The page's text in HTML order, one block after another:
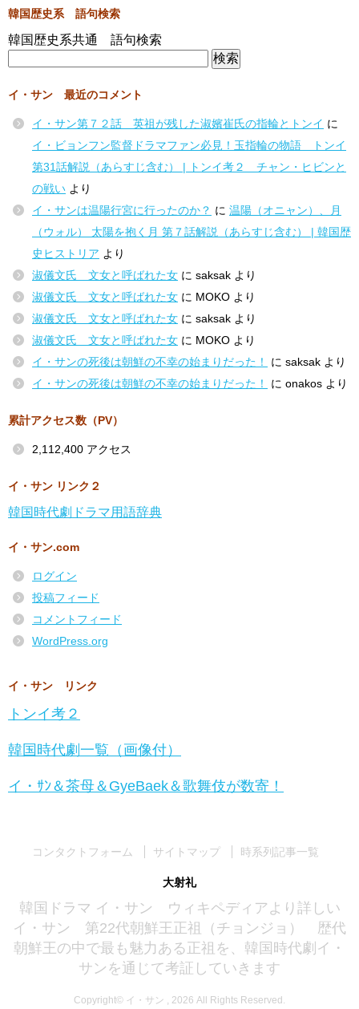
韓国歴史系 語句検索
韓国歴史系共通 語句検索
イ・サン 最近のコメント
イ・サン第７２話 英祖が残した淑嬪崔氏の指輪とトンイ に
イ・ビョンフン監督ドラマファン必見！玉指輪の物語 トンイ
第31話解説（あらすじ含む） | トンイ考２ チャン・ヒビンと
の戦い より
イ・サンは温陽行宮に行ったのか？ に 温陽（オニャン）、月
（ウォル） 太陽を抱く月 第７話解説（あらすじ含む） | 韓国歴
史ヒストリア より
淑儀文氏 文女と呼ばれた女 に saksak より
淑儀文氏 文女と呼ばれた女 に MOKO より
淑儀文氏 文女と呼ばれた女 に saksak より
淑儀文氏 文女と呼ばれた女 に MOKO より
イ・サンの死後は朝鮮の不幸の始まりだった！
に saksak より
イ・サンの死後は朝鮮の不幸の始まりだった！
に onakos より
累計アクセス数（PV）
2,112,400 アクセス
イ・サン リンク２
韓国時代劇ドラマ用語辞典
イ・サン.com
ログイン
投稿フィード
コメントフィード
WordPress.org
イ・サン リンク
トンイ考２
韓国時代劇一覧（画像付）
イ・ｻﾝ＆茶母＆GyeBaek＆歌舞伎が数寄！
コンタクトフォーム サイトマップ 時系列記事一覧
大射礼
韓国ドラマ イ・サン ウィキペディアより詳しい
イ・サン 第22代朝鮮王正祖（チョンジョ） 歴代
朝鮮王の中で最も魅力ある正祖を、韓国時代劇イ・
サンを通じて考証していきます
Copyright© イ・サン , 2026 All Rights Reserved.